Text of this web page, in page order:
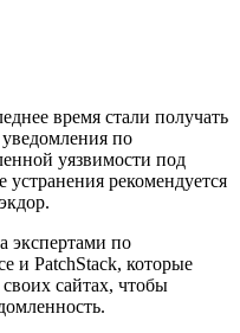
время стали получать
по
уязвимости под
рекомендуется
экспертами по
и PatchStack, которые
сайтах, чтобы